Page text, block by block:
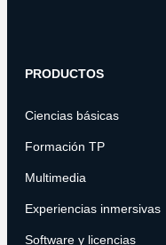
PRODUCTOS
Ciencias básicas
Formación TP
Multimedia
Experiencias inmersivas
Software y licencias